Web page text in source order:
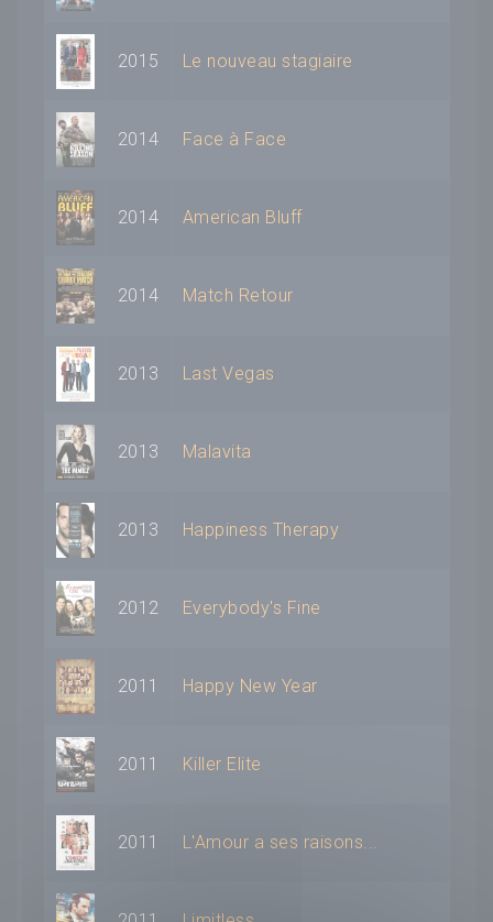
2015 Le nouveau stagiaire
2014 Face à Face
2014 American Bluff
2014 Match Retour
2013 Last Vegas
2013 Malavita
2013 Happiness Therapy
2012 Everybody's Fine
2011 Happy New Year
2011 Killer Elite
2011 L'Amour a ses raisons...